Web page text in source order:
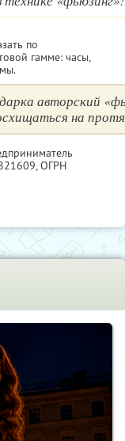
по
гамме: часы,
авторский
на
, ОГРН